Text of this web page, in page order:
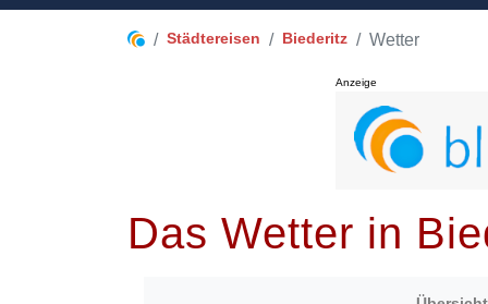
Städtereisen Biederitz Wetter
Anzeige
Das Wetter in